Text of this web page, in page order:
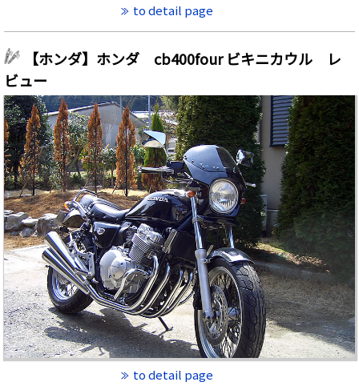
to detail page
【ホンダ】ホンダ cb400four ビキニカウル レ
ビュー
to detail page